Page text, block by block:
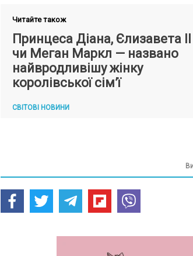
Читайте також
Принцеса Діана, Єлизавета II
чи Меган Маркл — названо
найвродливішу жінку
королівської сім’ї
СВІТОВІ НОВИНИ